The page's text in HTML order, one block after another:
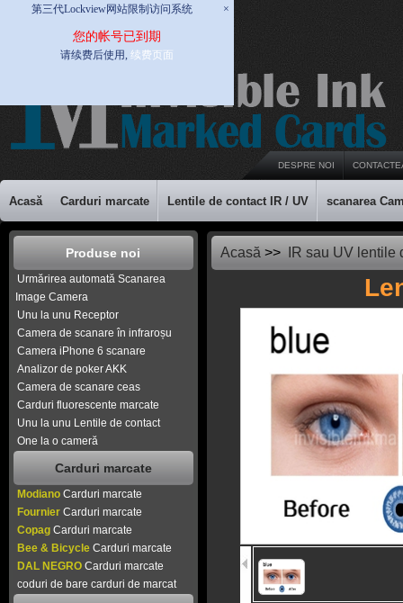
第三代Lockview网站限制访问系统 ×
您的帐号已到期
请续费后使用, 续费页面
DESPRE NOI
Acasă Carduri marcate Lentile de contact IR / UV scanarea
Produse noi
Urmărirea automată Scanarea
Image Camera
Unu la unu Receptor
Camera de scanare în infraroșu
Camera iPhone 6 scanare
Analizor de poker AKK
Camera de scanare ceas
Carduri fluorescente marcate
Unu la unu Lentile de contact
One la o cameră
Carduri marcate
Modiano Carduri marcate
Fournier Carduri marcate
Copag Carduri marcate
Bee & Bicycle Carduri marcate
DAL NEGRO Carduri marcate
coduri de bare carduri de marcat
Acasă >> IR sau UV lentile